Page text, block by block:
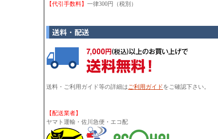
【代引手数料】 一律300円（税別）
送料・ご利用ガイド等の詳細はご利用ガイドをご確認下さい。
【配送業者】
ヤマト運輸・佐川急便・エコ配